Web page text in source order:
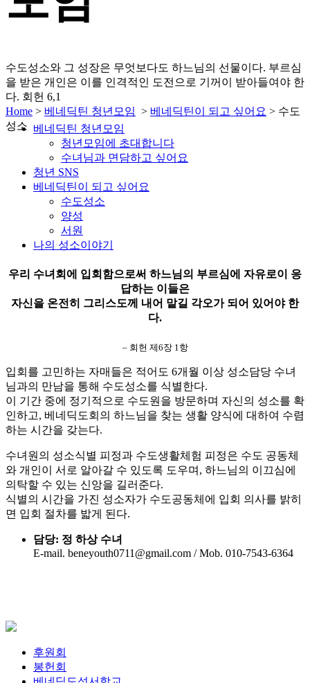
수도성소와 그 성장은 무엇보다도 하느님의 선물이다. 부르심
을 받은 개인은 이를 인격적인 도전으로 기꺼이 받아들여야 한
다. 회헌 6,1
Home > 베네딕틴 청년모임 > 베네딕틴이 되고 싶어요 > 수도
성소 베네딕틴 청년모임
청년모임에 초대합니다
수녀님과 면담하고 싶어요
청년 SNS
베네딕틴이 되고 싶어요
수도성소
양성
서원
나의 성소이야기
우리 수녀회에 입회함으로써 하느님의 부르심에 자유로이 응
답하는 이들은
자신을 온전히 그리스도께 내어 맡길 각오가 되어 있어야 한
다.
– 회헌 제6장 1항
입회를 고민하는 자매들은 적어도 6개월 이상 성소담당 수녀
님과의 만남을 통해 수도성소를 식별한다.
이 기간 중에 정기적으로 수도원을 방문하며 자신의 성소를 확
인하고, 베네딕도회의 하느님을 찾는 생활 양식에 대하여 수렴
하는 시간을 갖는다.
수녀원의 성소식별 피정과 수도생활체험 피정은 수도 공동체
와 개인이 서로 알아갈 수 있도록 도우며, 하느님의 이끄심에
의탁할 수 있는 신앙을 길러준다.
식별의 시간을 가진 성소자가 수도공동체에 입회 의사를 밝히
면 입회 절차를 밟게 된다.
담당: 정 하상 수녀
E-mail. beneyouth0711@gmail.com / Mob. 010-7543-6364
후원회
봉헌회